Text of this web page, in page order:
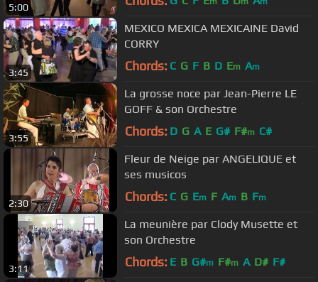
5:00
3:45
MEXICO MEXICA MEXICAINE David
CORRY
Chords: C G F B D Em Am
3:55
La grosse noce par Jean-Pierre LE
GOFF & son Orchestre
Chords: D G A E G# F#m C#
2:30
Fleur de Neige par ANGELIQUE et
ses musicos
Chords: C G Em F Am B Fm
3:11
La meunière par Clody Musette et
son Orchestre
Chords: E B G#m F#m A D# F#